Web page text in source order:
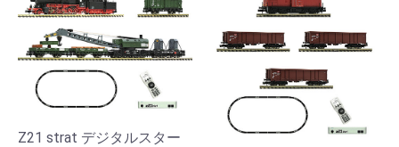
Z21 strat デジタルスター